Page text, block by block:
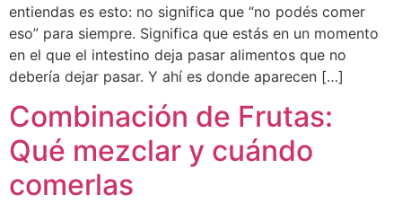
entiendas es esto: no significa que “no podés comer
eso” para siempre. Significa que estás en un momento
en el que el intestino deja pasar alimentos que no
debería dejar pasar. Y ahí es donde aparecen […]
Combinación de Frutas:
Qué mezclar y cuándo
comerlas